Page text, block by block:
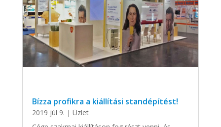
Bízza profikra a kiállítási standépítést!
2019 júl 9. | Üzlet